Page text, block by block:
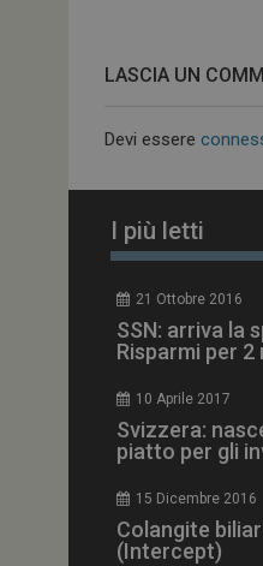
LASCIA UN
Devi essere
I più letti
21 Ottobre 2016
SSN: arriva la
Risparmi per 2
10 Aprile 2017
Svizzera:
piatto per gli
15 Dicembre 2016
Colangite
(Intercept)